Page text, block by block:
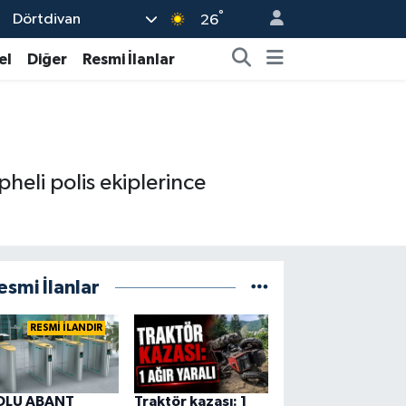
Dörtdivan 26°
Diğer Resmi İlanlar
polis ekiplerince
İlanlar
RESMİ İLANDIR
ABANT
Traktör kazası: 1